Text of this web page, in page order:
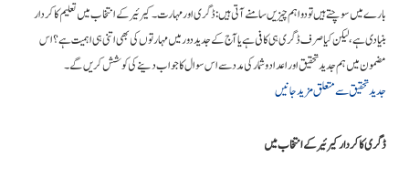
بارے میں سوچتے ہیں تو دو اہم چیزیں سامنے آتی ہیں: ڈگری اور مہارت۔ کیرئیر کے انتخاب میں تعلیم کا کردار
بنیادی ہے، لیکن کیا صرف ڈگری ہی کافی ہے یا آج کے جدید دور میں مہارتوں کی بھی اتنی ہی اہمیت ہے؟ اس
مضمون میں ہم جدید تحقیق اور اعداد و شمار کی مدد سے اس سوال کا جواب دینے کی کوشش کریں گے۔
جدید تحقیق سے متعلق مزید جانیں
ڈگری کا کردار کیرئیر کے انتخاب میں